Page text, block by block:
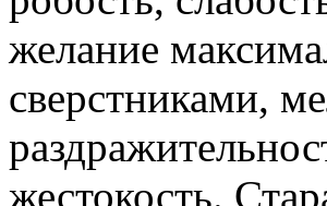
желание
сверстниками,
жестокость.